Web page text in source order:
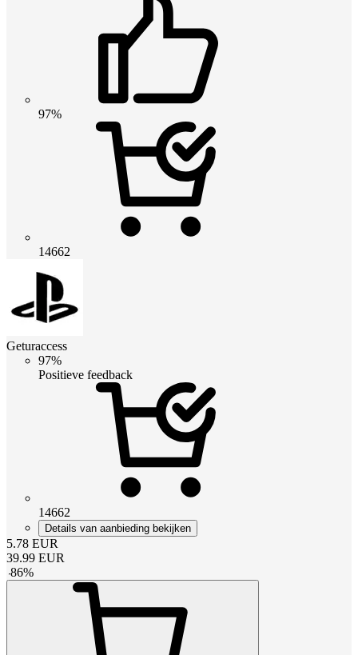
97%
14662
Geturaccess
97%
Positieve feedback
14662
Details van aanbieding bekijken
5.78 EUR
39.99 EUR
-86%